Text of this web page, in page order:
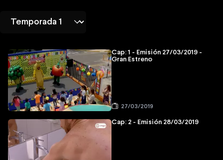
Cap: 1 - Emisión 27/03/2019 -
Gran Estreno
27/03/2019
Cap: 2 - Emisión 28/03/2019